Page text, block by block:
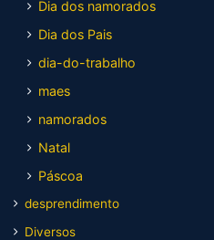
Dia dos namorados
Dia dos Pais
dia-do-trabalho
maes
namorados
Natal
Páscoa
desprendimento
Diversos